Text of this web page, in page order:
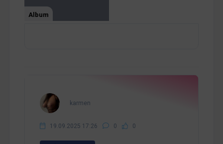
Album
karmen
19.09.2025 17:26 0 0